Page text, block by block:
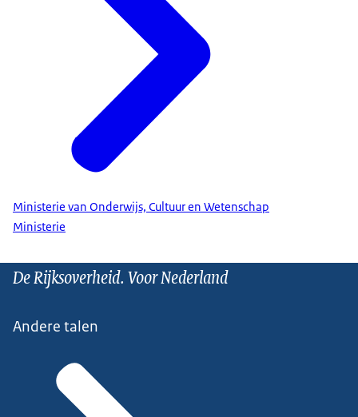
Ministerie van Onderwijs, Cultuur en Wetenschap
Ministerie
De Rijksoverheid. Voor Nederland
Andere talen